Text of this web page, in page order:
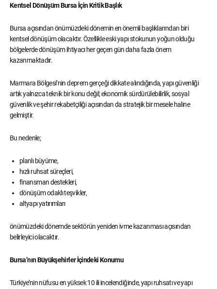
Kentsel Dönüşüm Bursa İçin Kritik Başlık
Bursa açısından önümüzdeki dönemin en önemli başlıklarından biri
kentsel dönüşüm olacaktır. Özellikle eski yapı stokunun yoğun olduğu
bölgelerde dönüşüm ihtiyacı her geçen gün daha fazla önem
kazanmaktadır.
Marmara Bölgesi’nin deprem gerçeği dikkate alındığında, yapı güvenliği
artık yalnızca teknik bir konu değil; ekonomik sürdürülebilirlik, sosyal
güvenlik ve şehir rekabetçiliği açısından da stratejik bir mesele haline
gelmiştir.
Bu nedenle;
planlı büyüme,
hızlı ruhsat süreçleri,
finansman destekleri,
dönüşüm odaklı teşvikler,
altyapı yatırımları
önümüzdeki dönemde sektörün yeniden ivme kazanması açısından
belirleyici olacaktır.
Bursa’nın Büyükşehirler İçindeki Konumu
Türkiye’nin nüfusu en yüksek 10 ili incelendiğinde, yapı ruhsatı ve yapı